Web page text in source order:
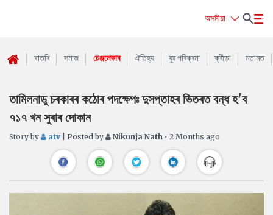
অসমীয়া
বাতৰি সমাজ চেঞ্জমেকাৰ ঐতিহ্য যুৱ পৰিক্ৰমা ক্ৰীড়া মতামত
তামিলনাডু চৰকাৰৰ কঠোৰ পদক্ষেপঃ দুসপ্তাহৰ ভিতৰত বন্ধ হ'ব
৭১৭ খন সুৰাৰ দোকান
Story by atv | Posted by Nikunja Nath • 2 Months ago